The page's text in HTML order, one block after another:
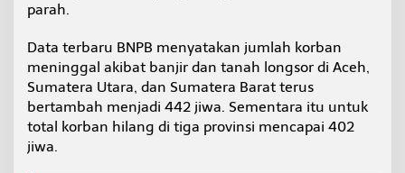
parah.
Data terbaru BNPB menyatakan jumlah korban
meninggal akibat banjir dan tanah longsor di Aceh,
Sumatera Utara, dan Sumatera Barat terus
bertambah menjadi 442 jiwa. Sementara itu untuk
total korban hilang di tiga provinsi mencapai 402
jiwa.